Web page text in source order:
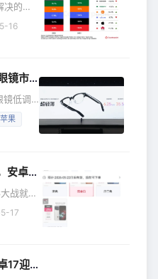
集体降
高端
的。
，荣
定今
重叠。
直接跌
数下
间表，
16
屏幕说“不”
镜低调
笨重的
学眼
个问
了答
一座
的摩
苹果
体跳水
战就正
的618
现了
分品牌
17
重磅更新